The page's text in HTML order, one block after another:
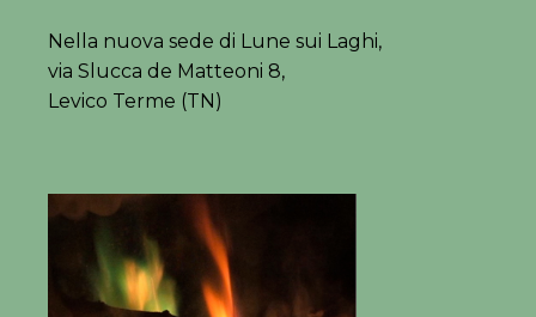
Nella nuova sede di Lune sui Laghi,
via Slucca de Matteoni 8,
Levico Terme (TN)